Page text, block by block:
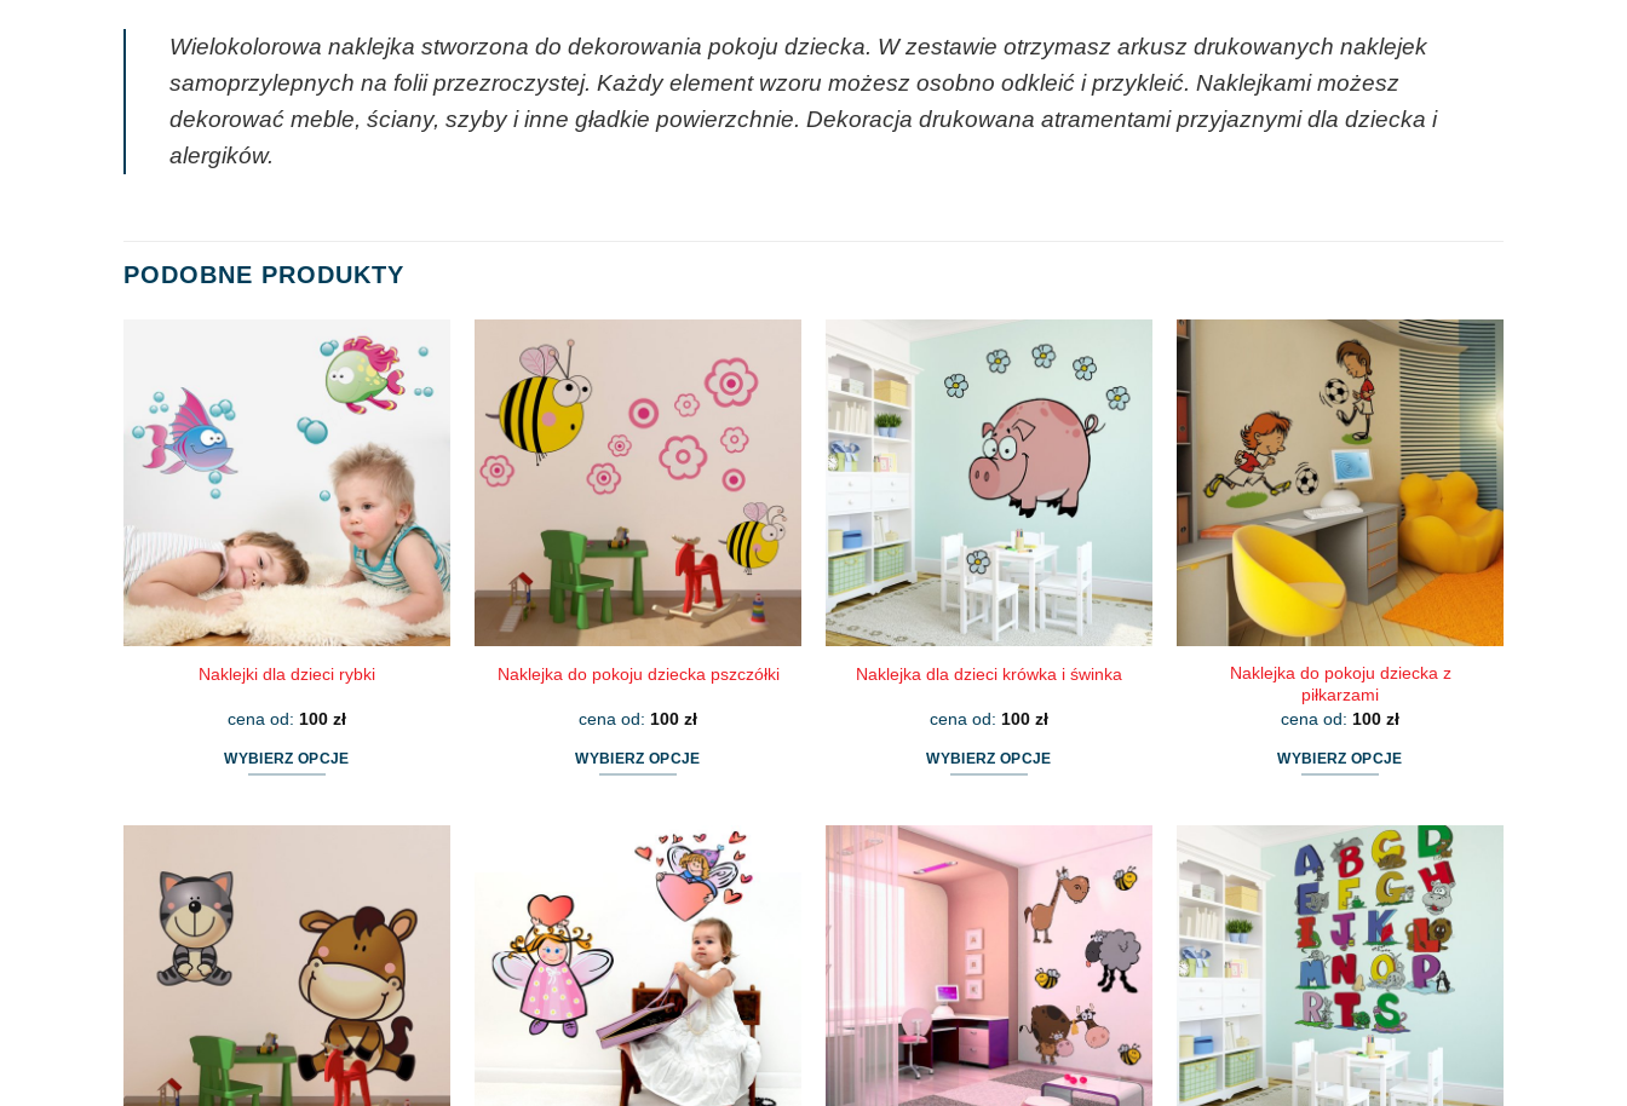
Wielokolorowa naklejka stworzona do dekorowania pokoju dziecka. W zestawie otrzymasz arkusz drukowanych naklejek
samoprzylepnych na folii przezroczystej. Każdy element wzoru możesz osobno odkleić i przykleić. Naklejkami możesz
dekorować meble, ściany, szyby i inne gładkie powierzchnie. Dekoracja drukowana atramentami przyjaznymi dla dziecka i
alergików.
PODOBNE PRODUKTY
Naklejki dla dzieci rybki
cena od: 100 zł
WYBIERZ OPCJE
Opcje
można
wybrać
stronie
produktu
Naklejka do pokoju dziecka pszczółki
cena od: 100 zł
WYBIERZ OPCJE
ma
wiele
wariantów.
wybrać
na
stronie
produktu
Naklejka dla dzieci krówka i świnka
cena od: 100 zł
WYBIERZ OPCJE
wiele
wariantów.
Opcje
wybrać
na
stronie
produktu
Naklejka do pokoju dziecka z
piłkarzami
cena od: 100 zł
WYBIERZ OPCJE
ma
wiele
wariantów.
Opcje
można
wybrać
na
stronie
produktu